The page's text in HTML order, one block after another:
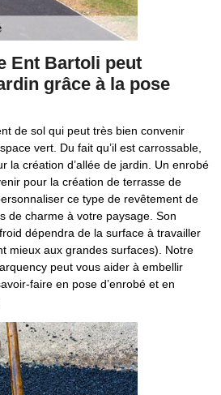
Ent Bartoli peut
grâce à la pose
de sol qui peut très bien convenir
vert. Du fait qu’il est carrossable,
la création d’allée de jardin. Un enrobé
pour la création de terrasse de
ce type de revêtement de
de charme à votre paysage. Son
dépendra de la surface à travailler
mieux aux grandes surfaces). Notre
peut vous aider à embellir
faire en pose d’enrobé et en